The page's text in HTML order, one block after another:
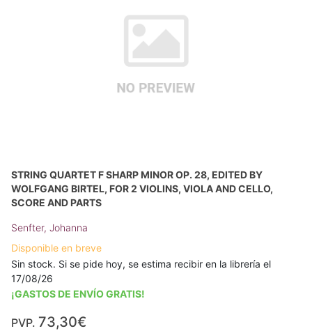
STRING QUARTET F SHARP MINOR OP. 28, EDITED BY
WOLFGANG BIRTEL, FOR 2 VIOLINS, VIOLA AND CELLO,
SCORE AND PARTS
Senfter, Johanna
Disponible en breve
Sin stock. Si se pide hoy, se estima recibir en la librería el
17/08/26
¡GASTOS DE ENVÍO GRATIS!
PVP. 73,30€